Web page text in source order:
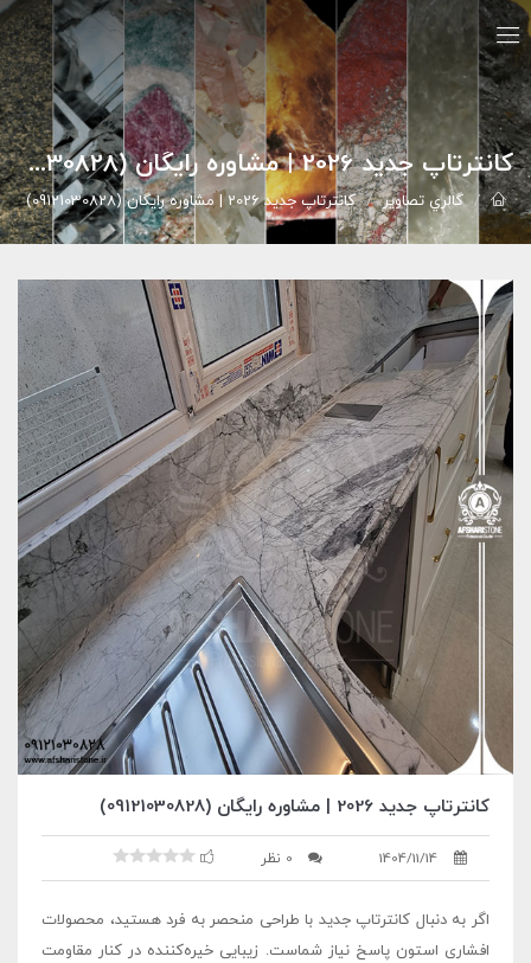
کانترتاپ جدید 2026 | مشاوره رایگان (09121030828)
گالري تصاوير کانترتاپ جدید 2026 | مشاوره رایگان (09121030828)
کانترتاپ جدید 2026 | مشاوره رایگان (09121030828)
1404/11/14 0 نظر
اگر به دنبال کانترتاپ جدید با طراحی منحصر به فرد هستید، محصولات
افشاری استون پاسخ نیاز شماست. زیبایی خیره‌کننده در کنار مقاومت